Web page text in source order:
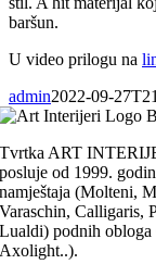
baršun.
U video prilogu na
admin2022-09-
Tvrtka ART
posluje od 1999.
namještaja (Molteni,
Varaschin, Calligaris,
Lualdi) podnih obloga
Axolight..).